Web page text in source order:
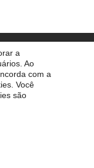
a
Ao
com a
Você
são